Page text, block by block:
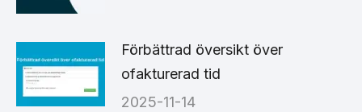
Förbättrad översikt över
ofakturerad tid
2025-11-14